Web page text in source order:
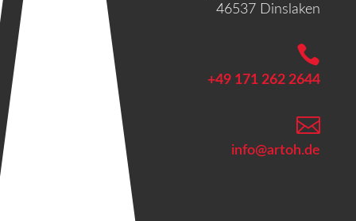
46537 Dinslaken

+49 171 262 2644

info@artoh.de